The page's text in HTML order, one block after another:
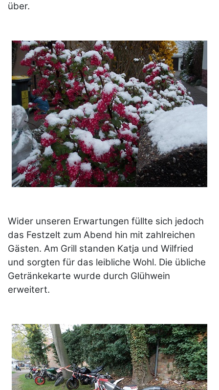
über.
Wider unseren Erwartungen füllte sich jedoch
das Festzelt zum Abend hin mit zahlreichen
Gästen. Am Grill standen Katja und Wilfried
und sorgten für das leibliche Wohl. Die übliche
Getränkekarte wurde durch Glühwein
erweitert.